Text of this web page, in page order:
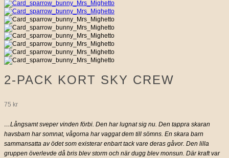
2-PACK KORT SKY CREW
75 kr
…Långsamt sveper vinden förbi. Den har lugnat sig nu. Den tappra skaran
havsbarn har somnat, vågorna har vaggat dem till sömns. En skara barn
sammansatta av ödet som existerar enbart tack vare deras gåvor. Den lilla
gruppen överlevde då bris blev storm och när dugg blev monsun. Där kraft var